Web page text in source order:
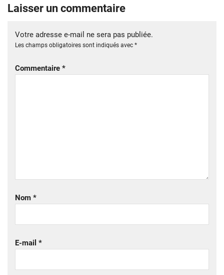
Laisser un commentaire
Votre adresse e-mail ne sera pas publiée.
Les champs obligatoires sont indiqués avec *
Commentaire *
Nom *
E-mail *